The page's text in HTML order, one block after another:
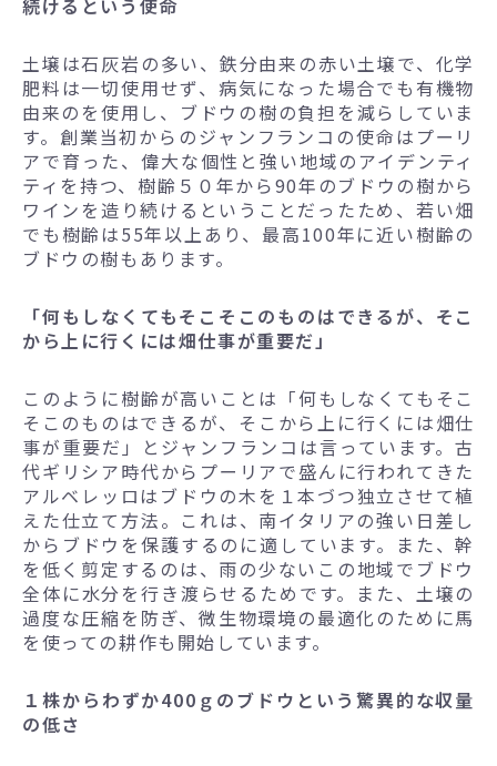
続けるという使命
土壌は石灰岩の多い、鉄分由来の赤い土壌で、化学
肥料は一切使用せず、病気になった場合でも有機物
由来のを使用し、ブドウの樹の負担を減らしていま
す。創業当初からのジャンフランコの使命はプーリ
アで育った、偉大な個性と強い地域のアイデンティ
ティを持つ、樹齢５０年から90年のブドウの樹から
ワインを造り続けるということだったため、若い畑
でも樹齢は55年以上あり、最高100年に近い樹齢の
ブドウの樹もあります。
「何もしなくてもそこそこのものはできるが、そこ
から上に行くには畑仕事が重要だ」
このように樹齢が高いことは「何もしなくてもそこ
そこのものはできるが、そこから上に行くには畑仕
事が重要だ」とジャンフランコは言っています。古
代ギリシア時代からプーリアで盛んに行われてきた
アルベレッロはブドウの木を１本づつ独立させて植
えた仕立て方法。これは、南イタリアの強い日差し
からブドウを保護するのに適しています。また、幹
を低く剪定するのは、雨の少ないこの地域でブドウ
全体に水分を行き渡らせるためです。また、土壌の
過度な圧縮を防ぎ、微生物環境の最適化のために馬
を使っての耕作も開始しています。
１株からわずか400ｇのブドウという驚異的な収量
の低さ